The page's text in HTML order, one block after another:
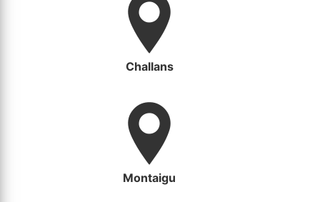
Challans
Montaigu